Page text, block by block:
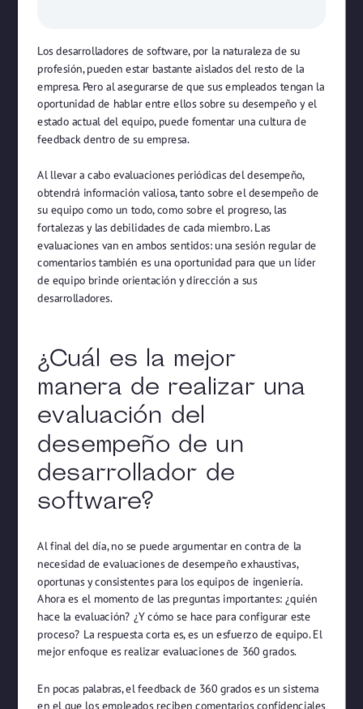
Los desarrolladores de software, por la naturaleza de su
profesión, pueden estar bastante aislados del resto de la
empresa. Pero al asegurarse de que sus empleados tengan la
oportunidad de hablar entre ellos sobre su desempeño y el
estado actual del equipo, puede fomentar una cultura de
feedback dentro de su empresa.
Al llevar a cabo evaluaciones periódicas del desempeño,
obtendrá información valiosa, tanto sobre el desempeño de
su equipo como un todo, como sobre el progreso, las
fortalezas y las debilidades de cada miembro. Las
evaluaciones van en ambos sentidos: una sesión regular de
comentarios también es una oportunidad para que un líder
de equipo brinde orientación y dirección a sus
desarrolladores.
¿Cuál es la mejor
manera de realizar una
evaluación del
desempeño de un
desarrollador de
software?
Al final del día, no se puede argumentar en contra de la
necesidad de evaluaciones de desempeño exhaustivas,
oportunas y consistentes para los equipos de ingeniería.
Ahora es el momento de las preguntas importantes: ¿quién
hace la evaluación? ¿Y cómo se hace para configurar este
proceso? La respuesta corta es, es un esfuerzo de equipo. El
mejor enfoque es realizar evaluaciones de 360 ​​grados.
En pocas palabras, el feedback de 360 ​​grados es un sistema
en el que los empleados reciben comentarios confidenciales